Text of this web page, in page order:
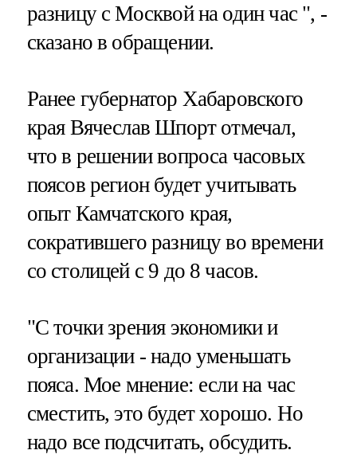
разницу с Москвой на один час ", -
сказано в обращении.
Ранее губернатор Хабаровского
края Вячеслав Шпорт отмечал,
что в решении вопроса часовых
поясов регион будет учитывать
опыт Камчатского края,
сократившего разницу во времени
со столицей с 9 до 8 часов.
"С точки зрения экономики и
организации - надо уменьшать
пояса. Мое мнение: если на час
сместить, это будет хорошо. Но
надо все подсчитать, обсудить.